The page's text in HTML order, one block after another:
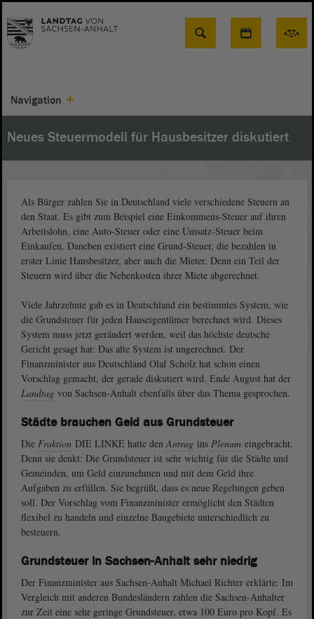
Suche
Navigation
Neues Steuermodell für Hausbesitzer diskutiert
Als Bürger zahlen Sie in Deutschland viele verschiedene Steuern an
den Staat. Es gibt zum Beispiel eine Einkommens-Steuer auf ihren
Arbeitslohn, eine Auto-Steuer oder eine Umsatz-Steuer beim
Einkaufen. Daneben existiert eine Grund-Steuer, die bezahlen in
erster Linie Hausbesitzer, aber auch die Mieter. Denn ein Teil der
Steuern wird über die Nebenkosten ihrer Miete abgerechnet.
Viele Jahrzehnte gab es in Deutschland ein bestimmtes System, wie
die Grundsteuer für jeden Hauseigentümer berechnet wird. Dieses
System muss jetzt gerändert werden, weil das höchste deutsche
Gericht gesagt hat: Das alte System ist ungerechnet. Der
Finanzminister aus Deutschland Olaf Scholz hat schon einen
Vorschlag gemacht, der gerade diskutiert wird. Ende August hat der
Landtag von Sachsen-Anhalt ebenfalls über das Thema gesprochen.
Städte brauchen Geld aus Grundsteuer
Die Fraktion DIE LINKE hatte denAntrag ins Plenum eingebracht.
Denn sie denkt: Die Grundsteuer ist sehr wichtig für die Städte und
Gemeinden, um Geld einzunehmen und mit dem Geld ihre
Aufgaben zu erfüllen. Sie begrüßt, dass es neue Regelungen geben
soll. Der Vorschlag vom Finanzminister ermöglicht den Städten
flexibel zu handeln und einzelne Baugebiete unterschiedlich zu
besteuern.
Grundsteuer in Sachsen-Anhalt sehr niedrig
Der Finanzminister aus Sachsen-Anhalt Michael Richter erklärte: Im
Vergleich mit anderen Bundesländern zahlen die Sachsen-Anhalter
zur Zeit eine sehr geringe Grundsteuer, etwa 100 Euro pro Kopf. Es